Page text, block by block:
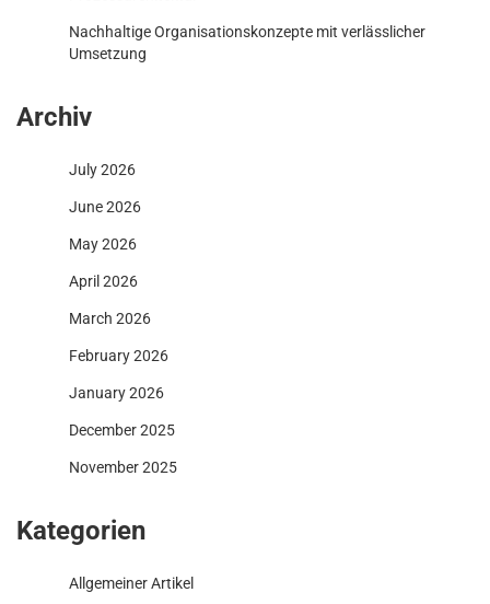
Nachhaltige Organisationskonzepte mit verlässlicher
Umsetzung
Archiv
July 2026
June 2026
May 2026
April 2026
March 2026
February 2026
January 2026
December 2025
November 2025
Kategorien
Allgemeiner Artikel